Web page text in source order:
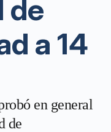
de
a 14
en general
de